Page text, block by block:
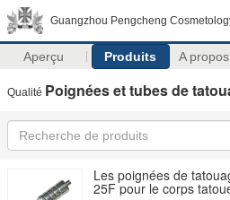
Guangzhou Pengcheng
Aperçu Produits A
Qualité Poignées et tubes de
Les poignées de
25F pour le corps